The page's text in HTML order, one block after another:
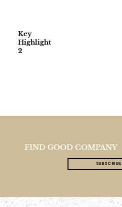
Key
Highlight
2
FIND GOOD COMPANY
SUBSCRIBE